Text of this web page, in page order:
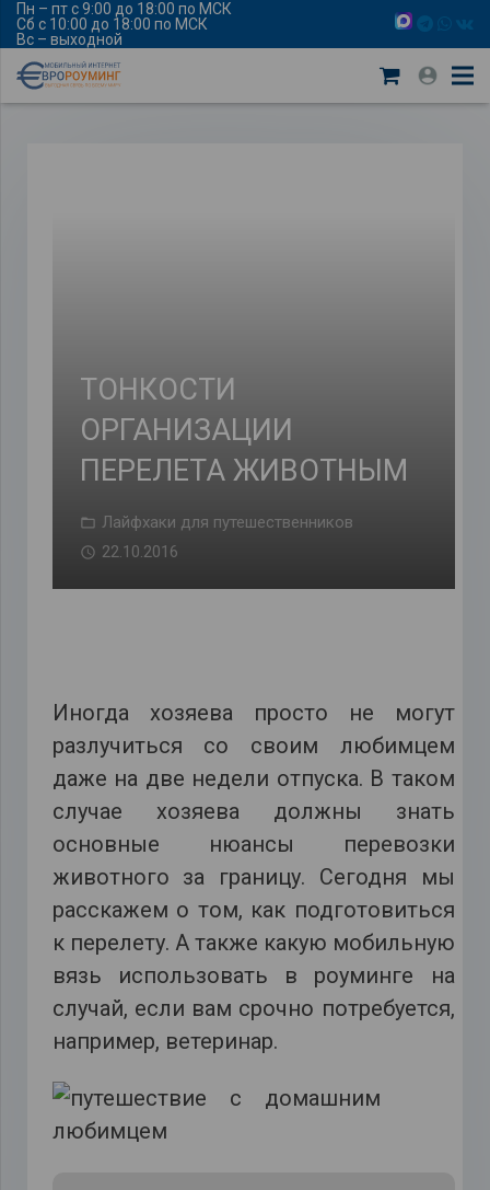
Пн – пт с 9:00 до 18:00 по МСК
Сб с 10:00 до 18:00 по МСК
Вс – выходной
ТОНКОСТИ
ОРГАНИЗАЦИИ
ПЕРЕЛЕТА ЖИВОТНЫМ
Лайфхаки для путешественников
22.10.2016
Иногда хозяева просто не могут
разлучиться со своим любимцем
даже на две недели отпуска. В таком
случае хозяева должны знать
основные нюансы перевозки
животного за границу. Сегодня мы
расскажем о том, как подготовиться
к перелету. А также какую мобильную
вязь использовать в роуминге на
случай, если вам срочно потребуется,
например, ветеринар.